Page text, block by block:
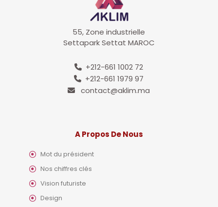
55, Zone industrielle
Settapark Settat MAROC
+212-661 1002 72
+212-661 1979 97
contact@aklim.ma
A Propos De Nous
Mot du président
Nos chiffres clés
Vision futuriste
Design